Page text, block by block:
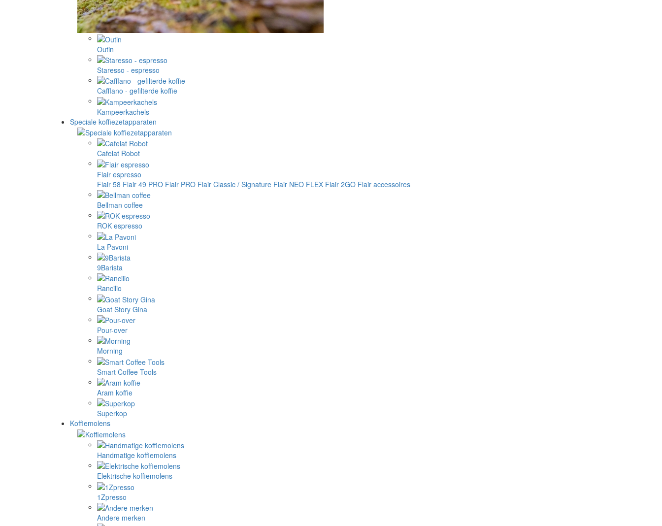
Outin
Staresso - espresso
Cafflano - gefilterde koffie
Kampeerkachels
Speciale koffiezetapparaten
Cafelat Robot
Flair espresso
Flair 58 Flair 49 PRO Flair PRO Flair Classic / Signature Flair NEO FLEX Flair 2GO Flair accessoires
Bellman coffee
ROK espresso
La Pavoni
9Barista
Rancilio
Goat Story Gina
Pour-over
Morning
Smart Coffee Tools
Aram koffie
Superkop
Koffiemolens
Handmatige koffiemolens
Elektrische koffiemolens
1Zpresso
Andere merken